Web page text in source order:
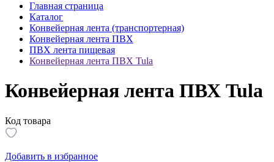
Главная страница
Каталог
Конвейерная лента (транспортерная)
Конвейерная лента ПВХ
ПВХ лента пищевая
Конвейерная лента ПВХ Tula
Конвейерная лента ПВХ Tula
Код товара
Добавить в избранное